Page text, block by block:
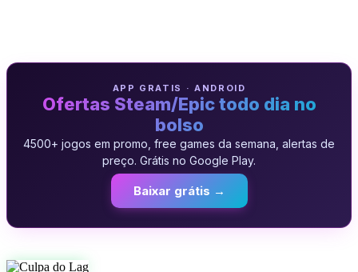
APP GRATIS · ANDROID
Ofertas Steam/Epic todo dia no
bolso
4500+ jogos em promo, free games da semana, alertas de
preço. Grátis no Google Play.
Baixar grátis →